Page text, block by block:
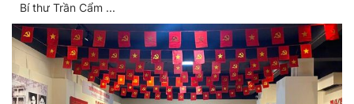
Bí thư Trần Cẩm ...